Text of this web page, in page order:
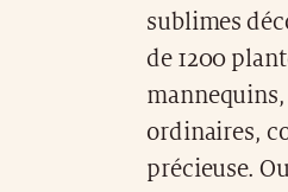
sublimes
de 1200
ordinaires,
précieuse.